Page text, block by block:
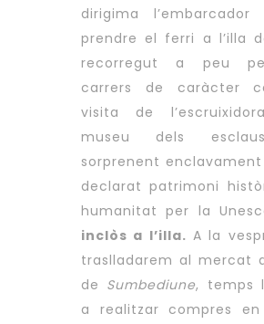
dirigima
prendre el ferri a l’illa
recorregut a peu
carrers de caràcter
visita de
museu dels
sorprenent
declarat patrimoni
humanitat per la
inclòs a l’illa. A la
traslladarem al mercat
de Sumbediune, temps
a realitzar compres